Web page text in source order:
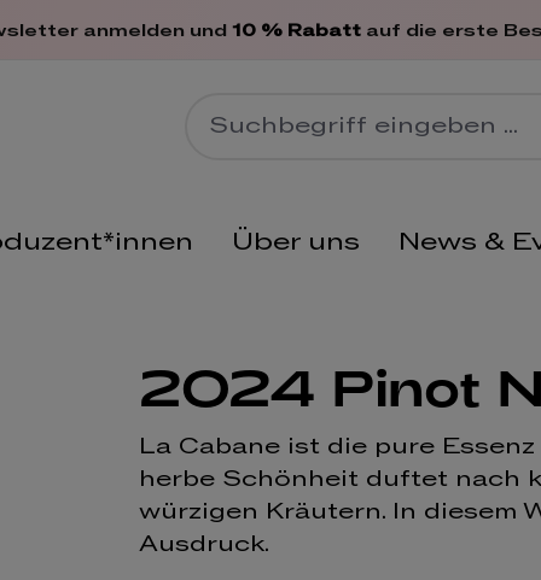
anmelden und 10 % Rabatt auf die erste
Über uns News &
2024 Pinot
La Cabane ist die pure
herbe Schönheit duftet nach
würzigen Kräutern. In diesem
Ausdruck.